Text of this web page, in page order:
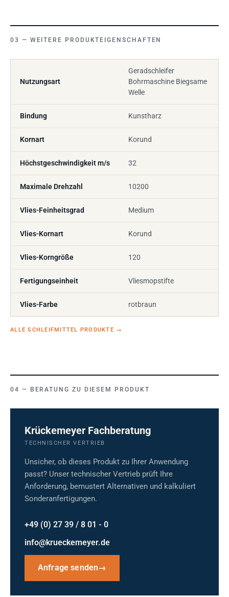
WEITERE PRODUKTEIGENSCHAFTEN
Nutzungsart
Geradschleifer
Bohrmaschine Biegsame
Welle
Bindung Kunstharz
Kornart Korund
Höchstgeschwindigkeit m/s 32
Maximale Drehzahl 10200
Vlies-Feinheitsgrad Medium
Vlies-Kornart Korund
Vlies-Korngröße 120
Fertigungseinheit Vliesmopstifte
Vlies-Farbe rotbraun
ALLE SCHLEIFMITTEL PRODUKTE →
BERATUNG ZU DIESEM PRODUKT
Krückemeyer Fachberatung
TECHNISCHER VERTRIEB
Unsicher, ob dieses Produkt zu Ihrer Anwendung
passt? Unser technischer Vertrieb prüft Ihre
Anforderung, bemustert Alternativen und kalkuliert
Sonderanfertigungen.
+49 (0) 27 39 / 8 01 - 0
info@krueckemeyer.de
Anfrage senden→